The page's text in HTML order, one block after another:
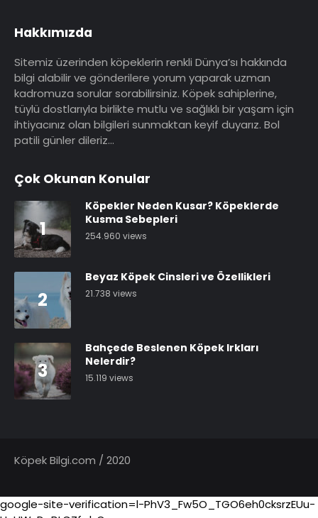
Hakkımızda
Sitemiz üzerinden köpeklerin renkli Dünya’sı hakkında
bilgi alabilir ve gönderilere yorum yaparak uzman
kadromuza sorular sorabilirsiniz. Köpek sahiplerine,
tüylü dostlarıyla birlikte mutlu ve sağlıklı bir yaşam için
ihtiyacınız olan bilgileri sunmaktan keyif duyarız. Bol
patili günler dileriz…
Çok Okunan Konular
1
Köpekler Neden Kusar? Köpeklerde
Kusma Sebepleri
254.960 views
2
Beyaz Köpek Cinsleri ve Özellikleri
21.738 views
3
Bahçede Beslenen Köpek Irkları
Nelerdir?
15.119 views
Köpek Bilgi.com / 2020
google-site-verification=l-PhV3_Fw5O_TGO6eh0cksrzEUu-